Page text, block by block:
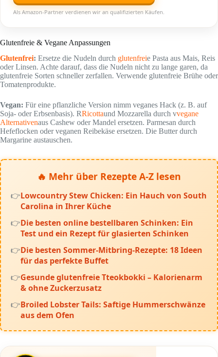
Als Amazon-Partner verdienen wir an qualifizierten Käufen.
Glutenfreie & Vegane Anpassungen
Glutenfrei: Ersetze die Nudeln durch glutenfreie Pasta aus Mais, Reis
oder Linsen. Achte darauf, dass die Nudeln nicht zu lange garen, da
glutenfreie Sorten schneller zerfallen. Verwende glutenfreie Brühe oder
Tomatenprodukte.
Vegan: Für eine pflanzliche Version nimm veganes Hack (z. B. auf
Soja- oder Erbsenbasis). RRicottaund Mozzarella durch vvegane
Alternativenaus Cashew oder Mandel ersetzen. Parmesan durch
Hefeflocken oder veganen Reibekäse ersetzen. Die Butter durch
Margarine austauschen.
🔥 Mehr über Rezepte A-Z lesen
Lowcountry Stew Chicken: Ein Hauch von South
Carolina in Ihrer Küche
Die besten online bestellbaren Schinken: Ein
Test und ein Rezept für glasierten Schinken
Die besten Sommer-Mitbring-Rezepte: 18 Ideen
für das perfekte Buffet
Gesunde glutenfreie Tteokbokki – Kalorienarm
& ohne Zuckerzusatz
Broiled Lobster Tails: Saftige Hummerschwänze
aus dem Ofen